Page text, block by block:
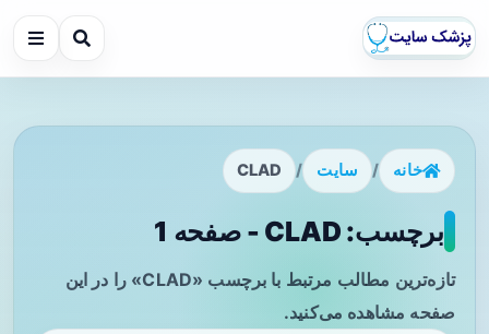
خانه / سایت /
CLAD
برچسب: CLAD - صفحه 1
تازه‌ترین مطالب مرتبط با برچسب «CLAD» را در این
صفحه مشاهده می‌کنید.